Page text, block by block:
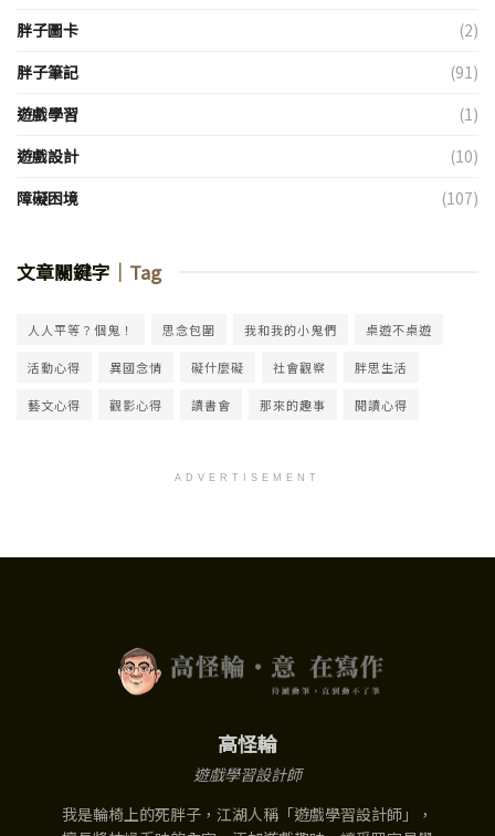
胖子圖卡
(2)
胖子筆記
(91)
遊戲學習
(1)
遊戲設計
(10)
障礙困境
(107)
文章關鍵字 ｜Tag
人人平等？個鬼！ 思念包圍 我和我的小鬼們 桌遊不桌遊
活動心得 異國念情 礙什麼礙 社會觀察 胖思生活
藝文心得 觀影心得 讀書會 那來的趣事 閱讀心得
ADVERTISEMENT
高怪輪
遊戲學習設計師
我是輪椅上的死胖子，江湖人稱「遊戲學習設計師」，